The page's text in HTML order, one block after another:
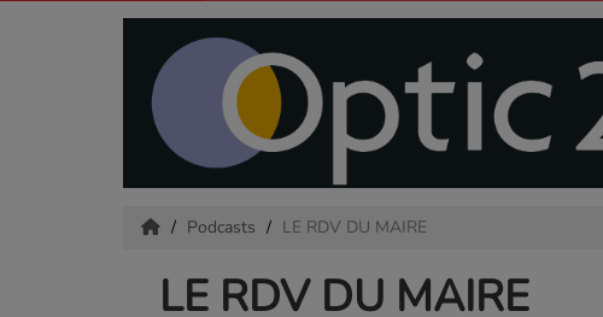
Podcasts LE RDV DU MAIRE
LE RDV DU MAIRE